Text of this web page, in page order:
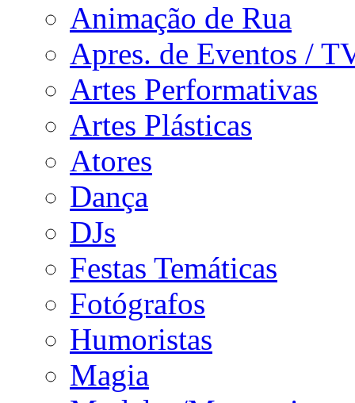
Animação de Rua
Apres. de Eventos /
Artes Performativas
Artes Plásticas
Atores
Dança
DJs
Festas Temáticas
Fotógrafos
Humoristas
Magia